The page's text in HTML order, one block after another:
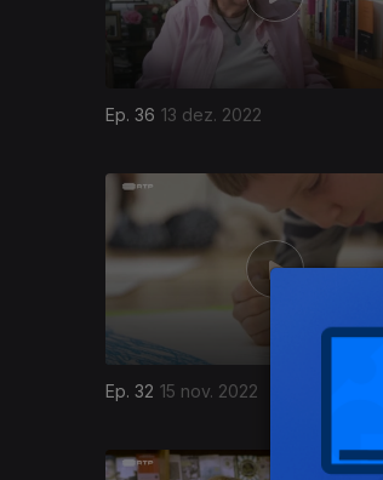
Ep. 36 13 dez. 2022
Ep. 32 15 nov. 2022
643016